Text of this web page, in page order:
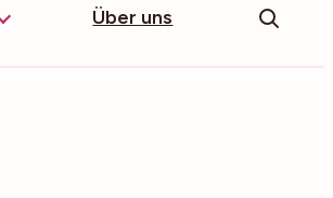
Über uns